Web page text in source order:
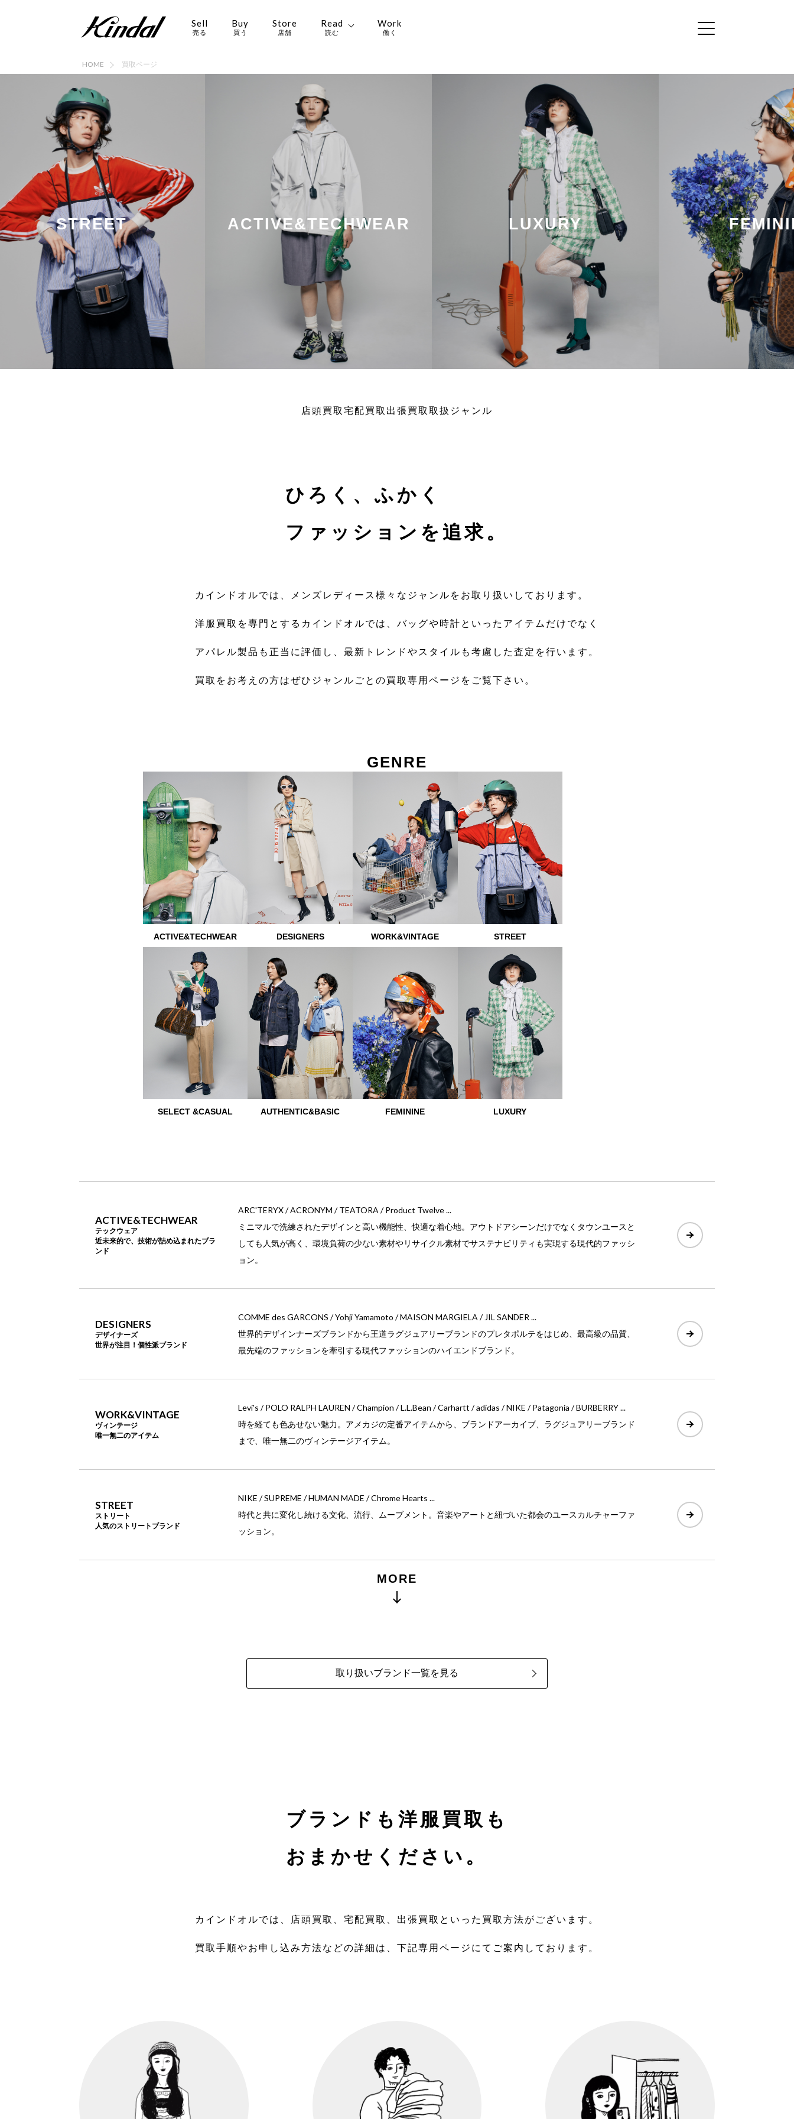
Sell
売る
Buy
買う
Store
店舗
Read
読む
Work
働く
HOME 買取ページ
ブランド古着買取 | 服・時計・バッグ・靴・アクセサリー・ ブランド品を高く売るならカインドオル（kindal)
STREET ACTIVE&TECHWEAR LUXURY
店頭買取 宅配買取 出張買取 取扱ジャンル
ひろく、ふかく
ファッションを追求。
カインドオルでは、メンズレディース様々なジャンルをお取り扱いしております。
洋服買取を専門とするカインドオルでは、バッグや時計といったアイテムだけでなく
アパレル製品も正当に評価し、最新トレンドやスタイルも考慮した査定を行います。
買取をお考えの方はぜひジャンルごとの買取専用ページをご覧下さい。
GENRE 取扱ジャンル
GENRE
ACTIVE&TECHWEAR DESIGNERS WORK&VINTAGE STREET
SELECT &CASUAL AUTHENTIC&BASIC FEMININE LUXURY
ACTIVE&TECHWEAR
テックウェア
近未来的で、技術が詰め込まれたブラ
ンド
ARC'TERYX / ACRONYM / TEATORA / Product Twelve ...
ミニマルで洗練されたデザインと高い機能性、快適な着心地。アウトドアシーンだけでなくタウンユースと
しても人気が高く、環境負荷の少ない素材やリサイクル素材でサステナビリティも実現する現代的ファッシ
ョン。
DESIGNERS
デザイナーズ
世界が注目！個性派ブランド
COMME des GARCONS / Yohji Yamamoto / MAISON MARGIELA / JIL SANDER ...
世界的デザインナーズブランドから王道ラグジュアリーブランドのプレタポルテをはじめ、最高級の品質、
最先端のファッションを牽引する現代ファッションのハイエンドブランド。
WORK&VINTAGE
ヴィンテージ
唯一無二のアイテム
Levi's / POLO RALPH LAUREN / Champion / L.L.Bean / Carhartt / adidas / NIKE / Patagonia / BURBERRY ...
時を経ても色あせない魅力。アメカジの定番アイテムから、ブランドアーカイブ、ラグジュアリーブランド
まで、唯一無二のヴィンテージアイテム。
STREET
ストリート
人気のストリートブランド
NIKE / SUPREME / HUMAN MADE / Chrome Hearts ...
時代と共に変化し続ける文化、流行、ムーブメント。音楽やアートと紐づいた都会のユースカルチャーファ
ッション。
MORE
取り扱いブランド一覧を見る
ブランドも洋服買取も
おまかせください。
カインドオルでは、店頭買取、宅配買取、出張買取といった買取方法がございます。
買取手順やお申し込み方法などの詳細は、下記専用ページにてご案内しております。